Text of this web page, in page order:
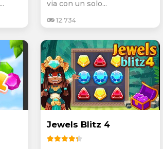
via con un solo...
12.734
Jewels Blitz 4